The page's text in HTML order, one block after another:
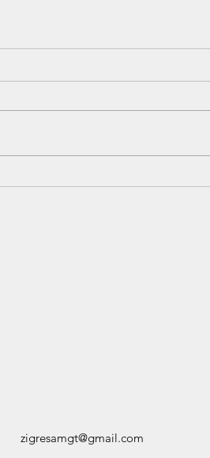
zigresamgt@gmail.com